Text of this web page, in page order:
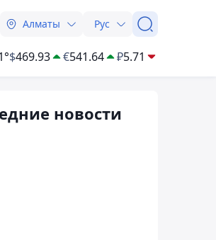
Алматы Рус
$469.93 €541.64 ₽5.71
новости